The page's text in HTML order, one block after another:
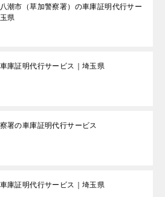
潮市（草加警察署）の車庫証明代行サー
県
庫証明代行サービス｜埼玉県
署の車庫証明代行サービス
庫証明代行サービス｜埼玉県